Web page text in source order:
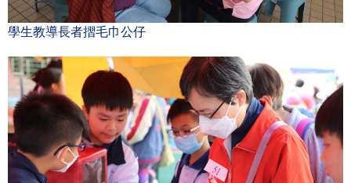
學生教導長者摺毛巾公仔